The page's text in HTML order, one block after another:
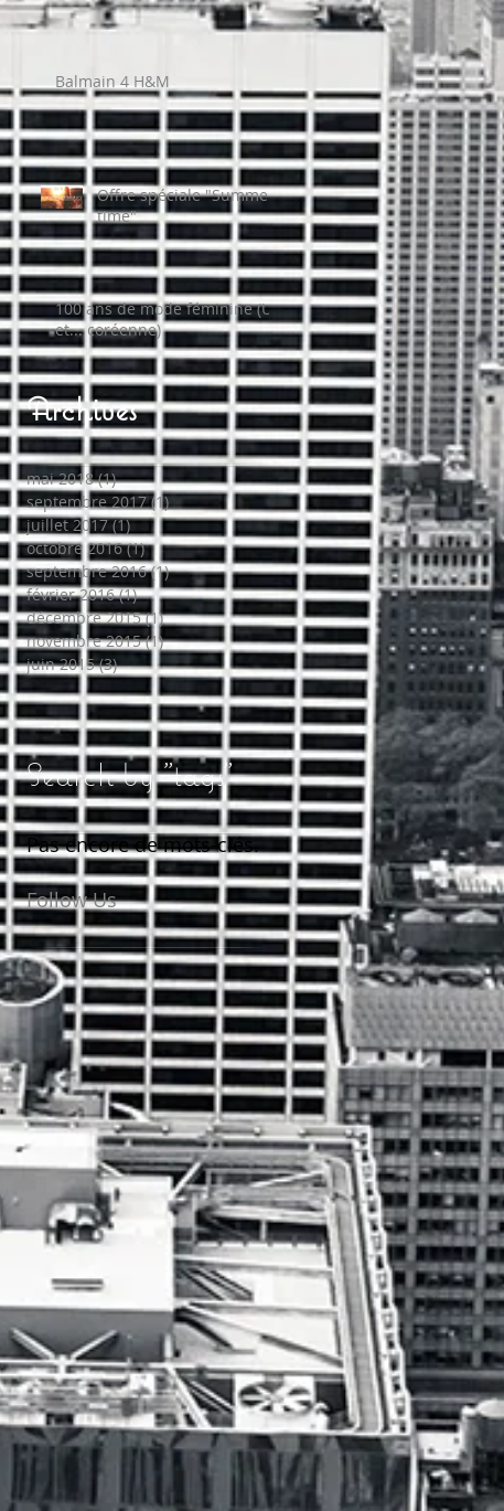
Balmain 4 H&M
Offre spéciale "Summer
time"
100 ans de mode féminine (US
et... coréenne)
Archives
mai 2018 (1)1 post
septembre 2017 (1)1 post
juillet 2017 (1)1 post
octobre 2016 (1)1 post
septembre 2016 (1)1 post
février 2016 (1)1 post
décembre 2015 (1)1 post
novembre 2015 (1)1 post
juin 2015 (3)3 posts
Search by "tags"
Pas encore de mots-clés.
Follow Us